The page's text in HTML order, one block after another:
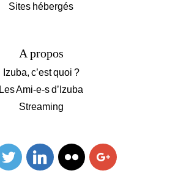
Sites hébergés
A propos
Izuba, c’est quoi ?
Les Ami-e-s d’Izuba
Streaming